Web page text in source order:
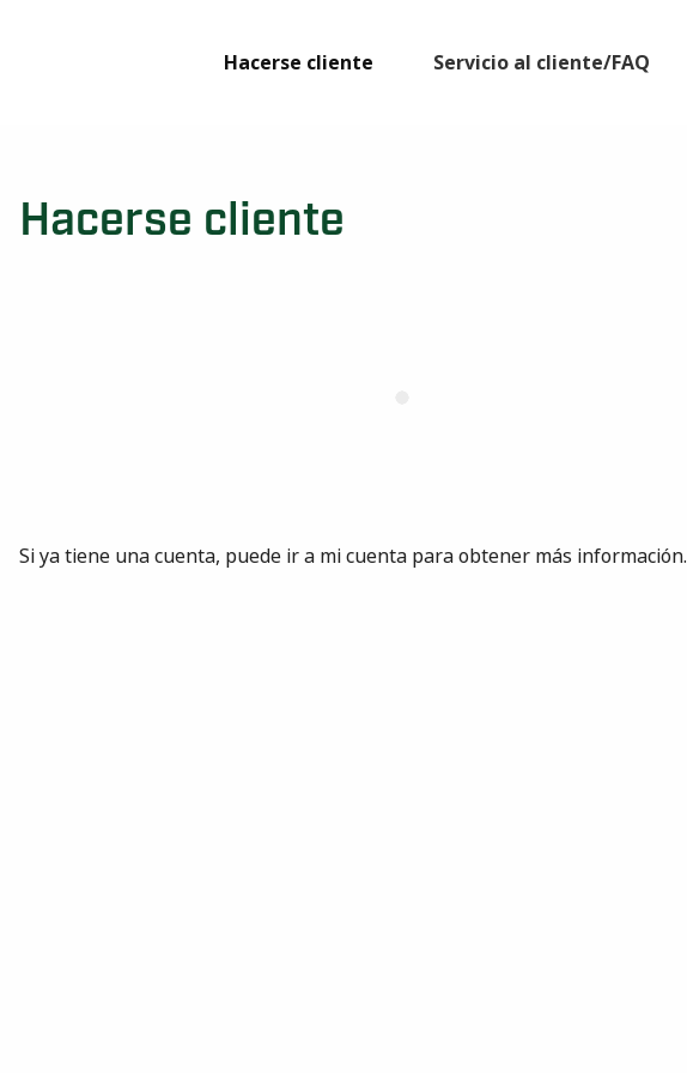
Hacerse cliente Servicio al cliente/FAQ
Hacerse cliente
Si ya tiene una cuenta, puede ir a mi cuenta para obtener más información.